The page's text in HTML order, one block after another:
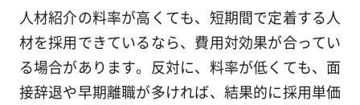
人材紹介の料率が高くても、短期間で定着する人
材を採用できているなら、費用対効果が合ってい
る場合があります。反対に、料率が低くても、面
接辞退や早期離職が多ければ、結果的に採用単価